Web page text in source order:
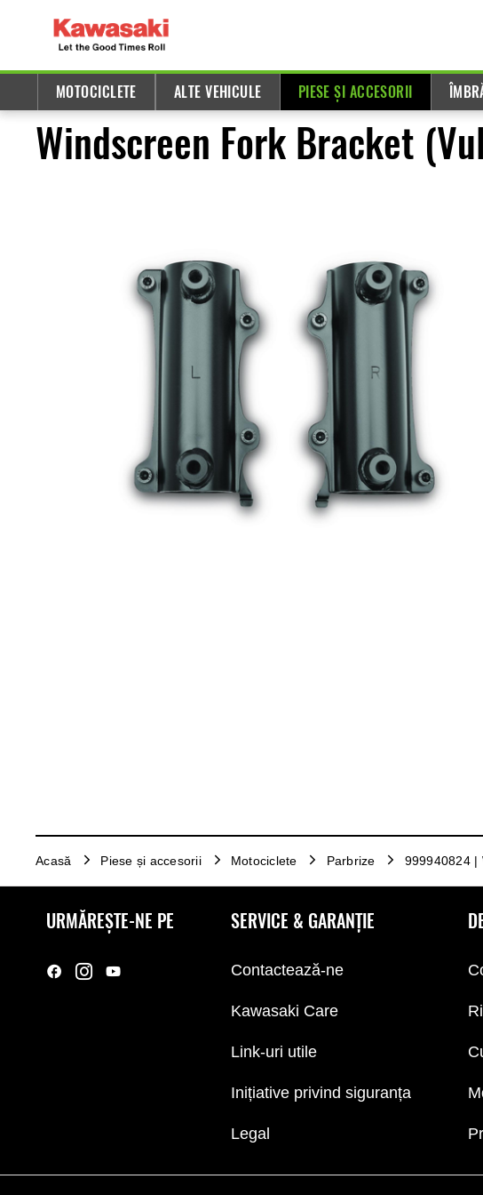
MOTOCICLETE ALTE VEHICULE PIESE ȘI ACCESORII
Windscreen Fork Bracket
Acasă Piese și accesorii Motociclete Parbrize 999940824 |
URMĂREȘTE-NE PE SERVICE & GARANȚIE
Contactează-ne
Kawasaki Care
Link-uri utile
Inițiative privind siguranța
Legal